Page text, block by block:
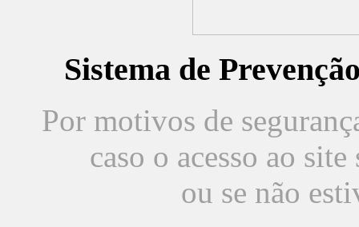
Sistema de
Por motivos de
caso o acesso ao
ou se não